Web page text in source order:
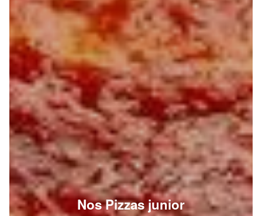
Nos Pizzas junior